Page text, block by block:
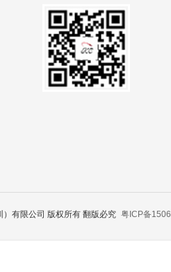
有限公司 版权所有 翻版必究 粤ICP备